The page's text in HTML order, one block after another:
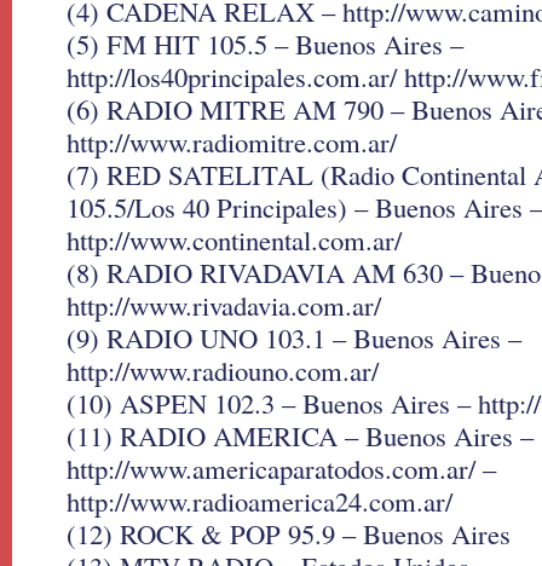
(4) CADENA RELAX – http://
(5) FM HIT 105.5 – Buenos Aires –
http://los40principales.com.ar/ http://
(6) RADIO MITRE AM 790 – Buenos
http://www.radiomitre.com.ar/
(7) RED SATELITAL (Radio Continental
105.5/Los 40 Principales) – Buenos Aires –
http://www.continental.com.ar/
(8) RADIO RIVADAVIA AM 630 –
http://www.rivadavia.com.ar/
(9) RADIO UNO 103.1 – Buenos Aires –
http://www.radiouno.com.ar/
(10) ASPEN 102.3 – Buenos Aires –
(11) RADIO AMERICA – Buenos Aires –
http://www.americaparatodos.com.ar/ –
http://www.radioamerica24.com.ar/
(12) ROCK & POP 95.9 – Buenos Aires